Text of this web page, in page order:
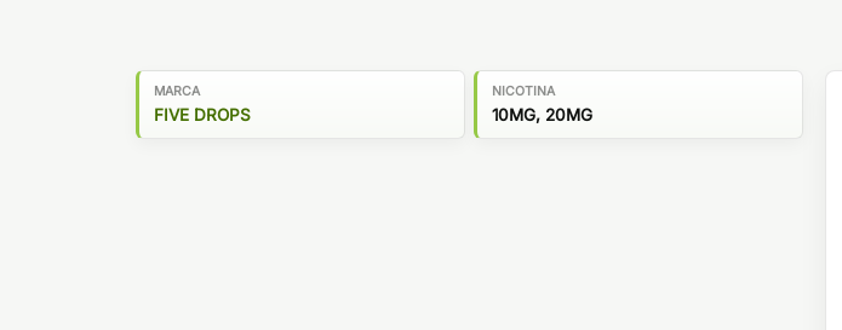
MARCA
FIVE DROPS
NICOTINA
10MG, 20MG